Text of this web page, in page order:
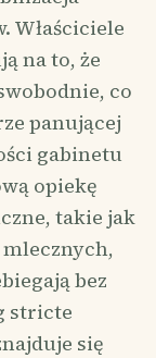
Właściciele
na to, że
co
panującej
gabinetu
opiekę
takie jak
bez
stricte
się